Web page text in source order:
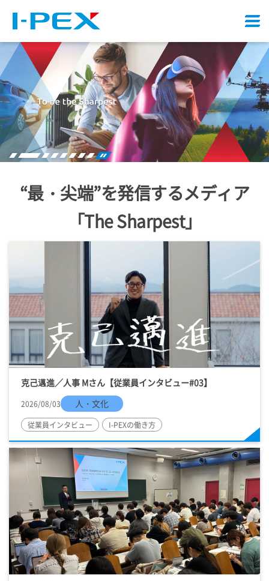
ニ
ュ
ー
play
“最・尖端”を発信するメディア
「The Sharpest」
克己邁進／人事 Mさん【従業員インタビュー#03】
2026/08/03 人・文化
従業員インタビュー I-PEXの働き方